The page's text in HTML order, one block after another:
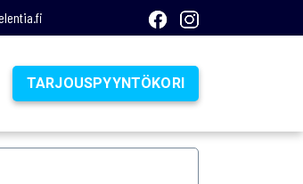
TARJOUSPYYNTÖKORI